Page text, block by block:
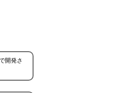
開発さ